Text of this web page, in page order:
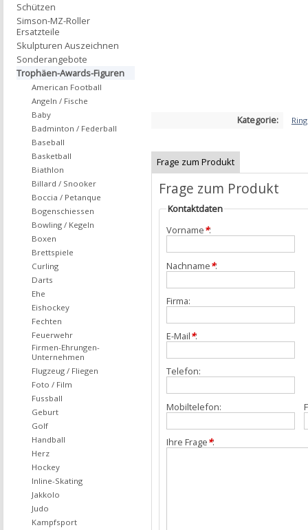
Kategorie:
Frage zum Produkt
Frage zum Produkt
Kontaktdaten
Vorname*:
Nachname*:
Firma:
E-Mail*:
Telefon:
Mobiltelefon:
Ihre Frage*:
Schützen
Simson-MZ-Roller
Ersatzteile
Skulpturen Auszeichnen
Sonderangebote
Trophäen-Awards-Figuren
American Football
Angeln / Fische
Baby
Badminton / Federball
Baseball
Basketball
Biathlon
Billard / Snooker
Boccia / Petanque
Bogenschiessen
Bowling / Kegeln
Boxen
Brettspiele
Curling
Darts
Ehe
Eishockey
Fechten
Feuerwehr
Firmen-Ehrungen-
Unternehmen
Flugzeug / Fliegen
Foto / Film
Fussball
Geburt
Golf
Handball
Herz
Hockey
Inline-Skating
Jakkolo
Judo
Kampfsport